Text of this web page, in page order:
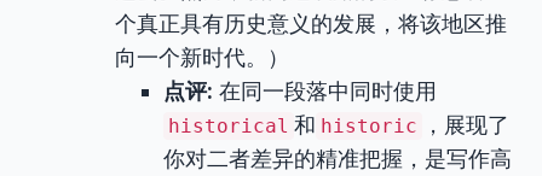
个真正具有历史意义的发展，将该地区推
向一个新时代。）
点评: 在同一段落中同时使用
historical 和 historic
，展现了
你对二者差异的精准把握，是写作高